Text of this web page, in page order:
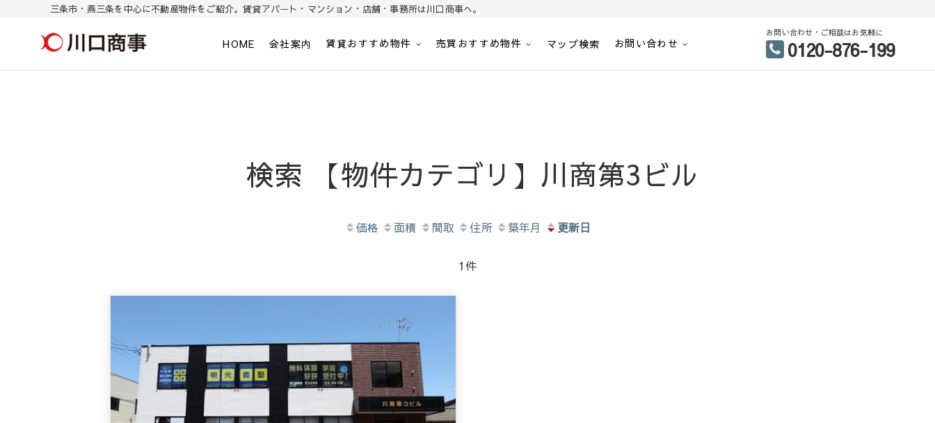
三条市・燕三条を中心に不動産物件をご紹介。賃貸アパート・マンション・店舗・事務所は川口商事へ。
川口商事株式会社
三条市・燕三条を中心に不動産物件をご紹介。東三条/燕三条の賃貸アパート・マンション・マンション・店舗・事務所は川口商事株式会社
HOME 会社案内 賃貸おすすめ物件 売買おすすめ物件 マップ検索 お問い合わせ
お問い合わせ・ご相談はお気軽に
0120-876-199
検索 【物件カテゴリ】川商第3ビル
価格 面積 間取 住所 築年月 更新日
1件